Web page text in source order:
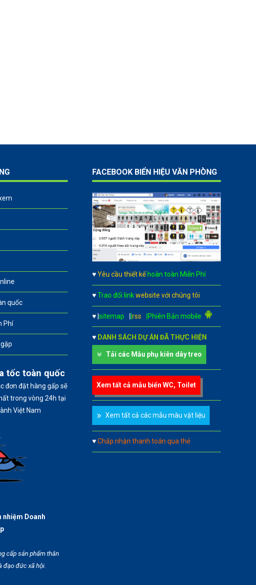
quốc
Phí
tốc toàn quốc
đơn đặt hàng gấp sẽ
trong vòng 24h tại
Việt Nam
nhiệm Doanh
cấp sản phẩm thân
đạo đức xã hội.
FACEBOOK BIỂN HIỆU VĂN PHÒNG
♥Yêu cầu thiết kế hoàn toàn Miễn Phí
♥Trao đổi linkwebsite với chúng tôi
♥ sitemap rss |Phiên Bản mobile
♥ DANH SÁCH DỰ ÁN ĐÃ THỰC HIỆN
Tải các Mẫu phụ kiên dây treo
Xem tất cả mẫu biển WC, Toilet
Xem tất cả các mẫu màu vật liệu
♥Chấp nhận thanh toán qua thẻ